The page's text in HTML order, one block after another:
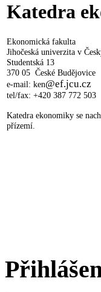
Katedra
Ekonomická fakulta
Jihočeská univerzita v
Studentská 13
370 05 České Budějovice
e-mail: ken@ef.jcu.cz
tel/fax: +420 387 772 503
Katedra ekonomiky se
přízemí.